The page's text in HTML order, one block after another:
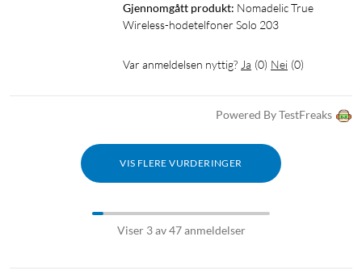
USB-A til USB-C kabel (30 cm)
Gjennomgått produkt: Nomadelic True
Wireless-hodetelfoner Solo 203
Var anmeldelsen nyttig? Ja (0) Nei (0)
Powered By TestFreaks
VIS FLERE VURDERINGER
Viser 3 av 47 anmeldelser